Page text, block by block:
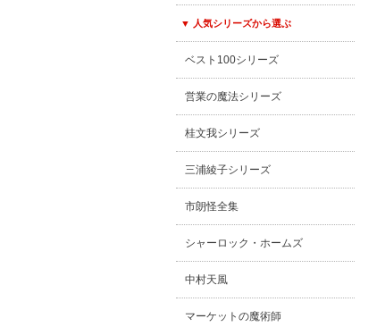
▼ 人気シリーズから選ぶ
ベスト100シリーズ
営業の魔法シリーズ
桂文我シリーズ
三浦綾子シリーズ
市朗怪全集
シャーロック・ホームズ
中村天風
マーケットの魔術師